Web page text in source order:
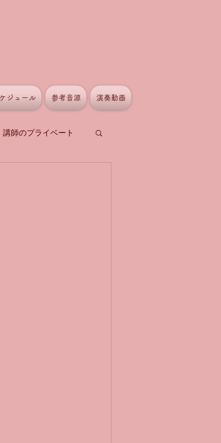
講師のプライベート
ジュール 参考音源 演奏動画